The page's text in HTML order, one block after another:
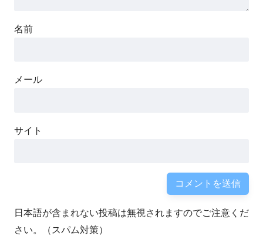
名前
メール
サイト
日本語が含まれない投稿は無視されますのでご注意くだ
さい。（スパム対策）